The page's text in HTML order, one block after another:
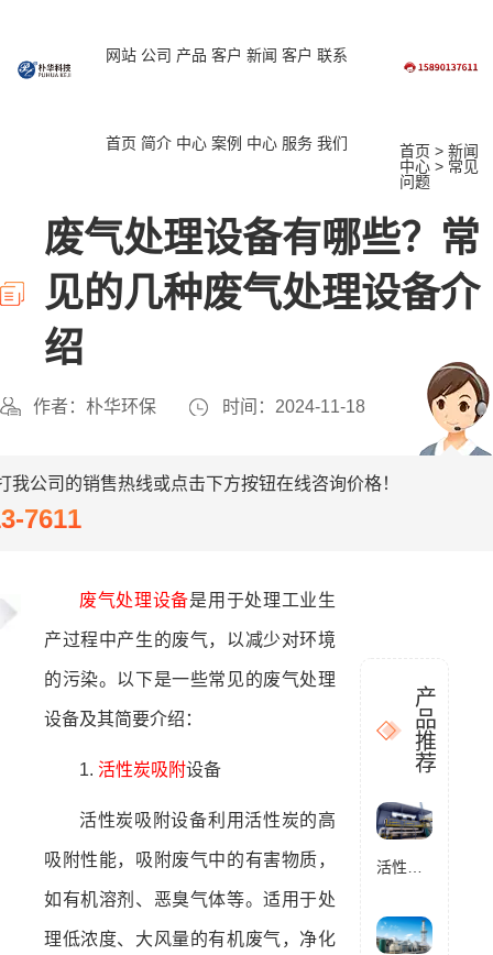
网站
首页
公司
简介
产品
中心
客户
案例
新闻
中心
客户
服务
联系
我们 首页 >新闻
中心 > 常见
问题
废气处理设备有哪些？常
见的几种废气处理设备介
绍
作者：朴华环保 时间：2024-11-18
公司的销售热线或点击下方按钮在线咨询价格！
7611
废气处理设备是用于处理工业生
产过程中产生的废气，以减少对环境
的污染。以下是一些常见的废气处理
设备及其简要介绍：
1. 活性炭吸附设备
活性炭吸附设备利用活性炭的高
吸附性能，吸附废气中的有害物质，
如有机溶剂、恶臭气体等。适用于处
理低浓度、大风量的有机废气，净化
产
品
推
荐